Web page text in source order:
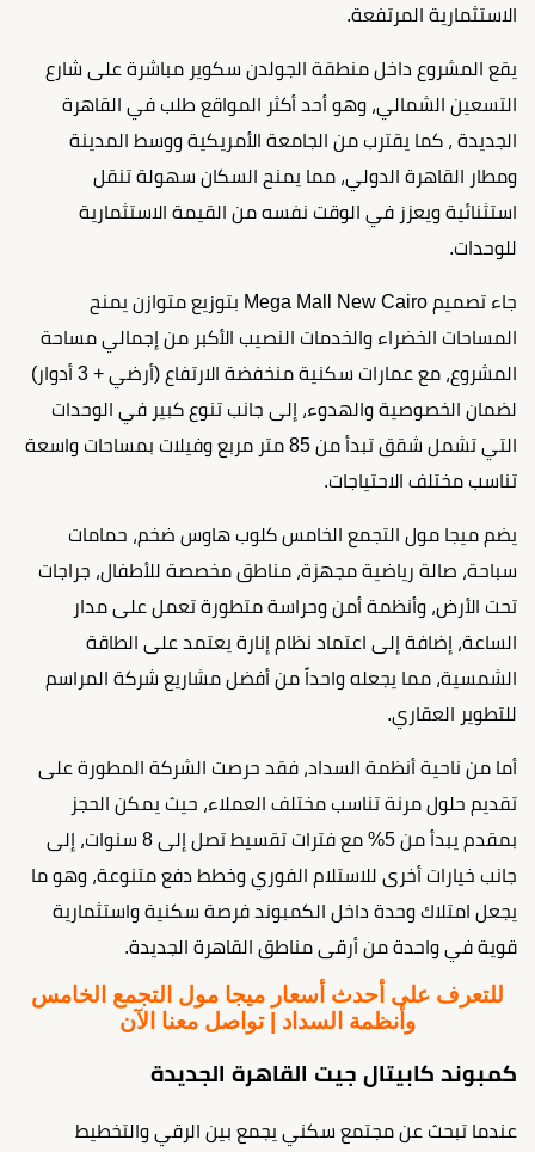
الاستثمارية المرتفعة.
يقع المشروع داخل منطقة الجولدن سكوير مباشرة على شارع
التسعين الشمالي، وهو أحد أكثر المواقع طلب في القاهرة
الجديدة ، كما يقترب من الجامعة الأمريكية ووسط المدينة
ومطار القاهرة الدولي، مما يمنح السكان سهولة تنقل
استثنائية ويعزز في الوقت نفسه من القيمة الاستثمارية
للوحدات.
جاء تصميم Mega Mall New Cairo بتوزيع متوازن يمنح
المساحات الخضراء والخدمات النصيب الأكبر من إجمالي مساحة
المشروع، مع عمارات سكنية منخفضة الارتفاع (أرضي + 3 أدوار)
لضمان الخصوصية والهدوء، إلى جانب تنوع كبير في الوحدات
التي تشمل شقق تبدأ من 85 متر مربع وفيلات بمساحات واسعة
تناسب مختلف الاحتياجات.
يضم ميجا مول التجمع الخامس كلوب هاوس ضخم، حمامات
سباحة، صالة رياضية مجهزة، مناطق مخصصة للأطفال، جراجات
تحت الأرض، وأنظمة أمن وحراسة متطورة تعمل على مدار
الساعة، إضافة إلى اعتماد نظام إنارة يعتمد على الطاقة
الشمسية، مما يجعله واحداً من أفضل مشاريع شركة المراسم
للتطوير العقاري.
أما من ناحية أنظمة السداد، فقد حرصت الشركة المطورة على
تقديم حلول مرنة تناسب مختلف العملاء، حيث يمكن الحجز
بمقدم يبدأ من 5% مع فترات تقسيط تصل إلى 8 سنوات، إلى
جانب خيارات أخرى للاستلام الفوري وخطط دفع متنوعة، وهو ما
يجعل امتلاك وحدة داخل الكمبوند فرصة سكنية واستثمارية
قوية في واحدة من أرقى مناطق القاهرة الجديدة.
للتعرف على أحدث أسعار ميجا مول التجمع الخامس
وأنظمة السداد | تواصل معنا الآن
كمبوند كابيتال جيت القاهرة الجديدة
عندما تبحث عن مجتمع سكني يجمع بين الرقي والتخطيط